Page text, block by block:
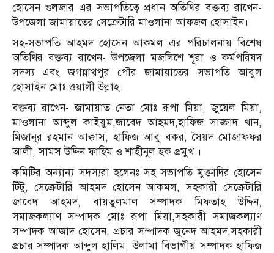
হোসেন গুলজার এর সভাপতিত্বে প্রধান অতিথির বক্তব্য রাখেন-
উপজেলা জামায়াতের সেক্রেটারি মাওলানা আফজল হোসাইন।
সহ-সভাপতি আহমদ হোসেন আকমল এর পরিচালনায় বিশেষ
অতিথির বক্তব্য রাখেন- উপজেলা মজলিশে শূরা ও কর্মপরিষদ
সদস্য এবং জগন্নাথপুর পৌর জামায়াতের সভাপতি আবুল
হোসাইন মোঃ ওয়ালী উল্লাহ।
বক্তব্য রাখেন- জামায়াত নেতা মোঃ রূপা মিয়া, জুয়েল মিয়া,
মাওলানা আব্দুল কাইয়ুম,জাবেদ আহমদ,হাফিজ সাজ্জাদ খান,
মিজানুর রহমান আক্কাস, হাফিজ আবু বকর, সৈয়দ মোজাফফর
আলী, সামস উদ্দিন ফাহিম ও শাহীনুল হক প্রমুখ ।
কমিটির অন্যান্য সদস্যরা হলেনঃ সহ সভাপতি মুক্তাদির হোসেন
টিটু, সেক্রেটারি আহমদ হোসেন আকমল, সহকারী সেক্রেটারি
জাবেদ আহমদ, বায়তুলমাল সম্পাদক মিফতাহ উদ্দিন,
সমাজকল্যাণ সম্পাদক মোঃ রূপা মিয়া,সহকারী সমাজকল্যাণ
সম্পাদক আজাদ হোসেন, প্রচার সম্পাদক জুনেদ আহমদ,সহকারী
প্রচার সম্পাদক আব্দুল হালিম, উলামা বিভাগীয় সম্পাদক হাফিজ